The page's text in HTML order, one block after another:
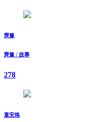
齊豫
齊豫 / 故事
278
童安格